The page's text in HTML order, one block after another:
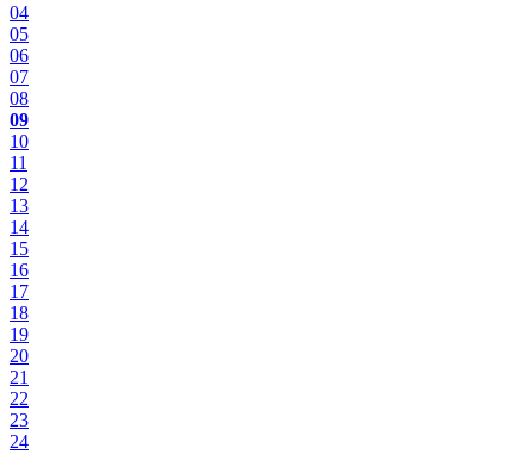
04
05
06
07
08
09
10
11
12
13
14
15
16
17
18
19
20
21
22
23
24